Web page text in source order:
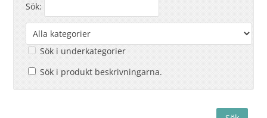
Sök:
Sök i underkategorier
Sök i produkt beskrivningarna.